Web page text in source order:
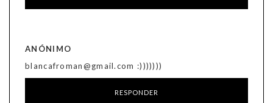
ANÓNIMO
blancafroman@gmail.com :)))))))
RESPONDER